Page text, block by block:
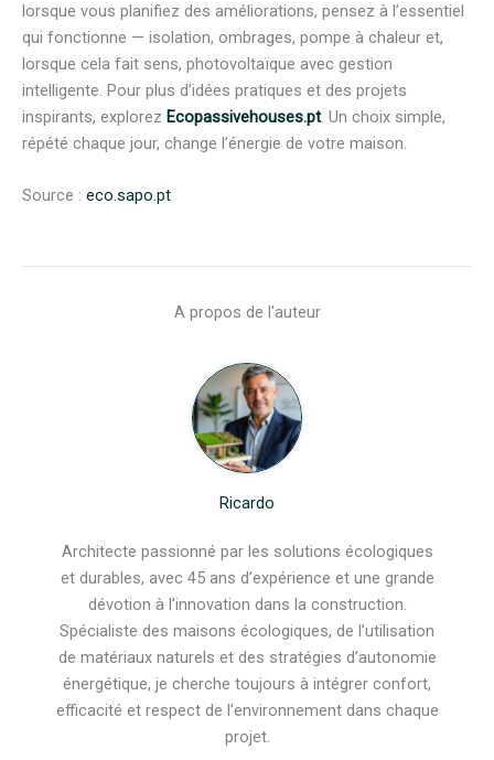
lorsque vous planifiez des améliorations, pensez à l’essentiel
qui fonctionne — isolation, ombrages, pompe à chaleur et,
lorsque cela fait sens, photovoltaïque avec gestion
intelligente. Pour plus d’idées pratiques et des projets
inspirants, explorez Ecopassivehouses.pt. Un choix simple,
répété chaque jour, change l’énergie de votre maison.
Source : eco.sapo.pt
A propos de l'auteur
Ricardo
Architecte passionné par les solutions écologiques
et durables, avec 45 ans d’expérience et une grande
dévotion à l’innovation dans la construction.
Spécialiste des maisons écologiques, de l’utilisation
de matériaux naturels et des stratégies d’autonomie
énergétique, je cherche toujours à intégrer confort,
efficacité et respect de l’environnement dans chaque
projet.